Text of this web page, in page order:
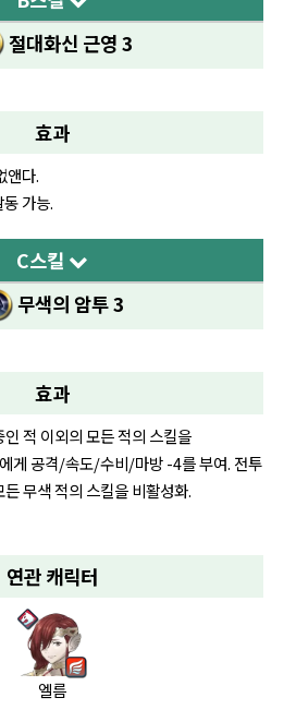
절대화신 근영 3
효과
앤다.
가능.
C스킬
무색의 암투 3
효과
적 이외의 모든 적의 스킬을
게 공격/속도/수비/마방 -4를 부여. 전투
무색 적의 스킬을 비활성화.
연관 캐릭터
엘름